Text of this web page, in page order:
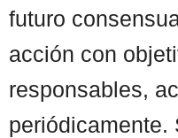
futuro
acción con
responsables,
periódicamente.